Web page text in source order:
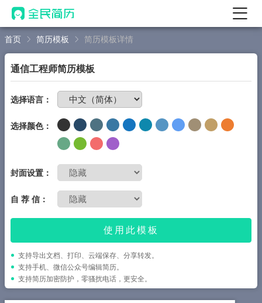
首页
AI 简历工具
AI 优化简历
AI 翻译简历
AI 诊断简历
AI 模拟面试
面试自我介绍
简历教程
登录 / 注册
首页 简历模板 简历模板详情
通信工程师简历模板
选择语言：
选择颜色：
封面设置：
自 荐 信：
使用此模板
支持导出文档、打印、云端保存、分享转发。
支持手机、微信公众号编辑简历。
支持简历加密防护，零骚扰电话，更安全。